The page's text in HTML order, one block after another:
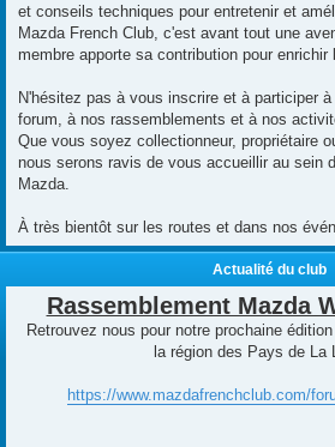
et conseils techniques pour entretenir et
Mazda French Club, c'est avant tout une
membre apporte sa contribution pour enrichir
N'hésitez pas à vous inscrire et à participer
forum, à nos rassemblements et à nos
Que vous soyez collectionneur, propriétaire
nous serons ravis de vous accueillir au sein
Mazda.
À très bientôt sur les routes et dans nos
Actualité du club
Rassemblement Mazda
Retrouvez nous pour notre prochaine
la région des Pays de La
https://www.mazdafrenchclub.com/